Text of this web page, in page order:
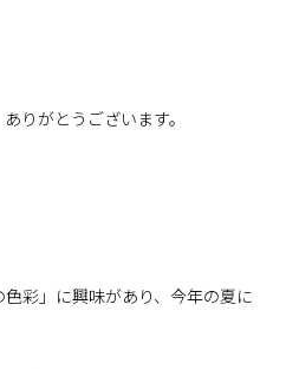
りがとうございます。
彩」に興味があり、今年の夏に